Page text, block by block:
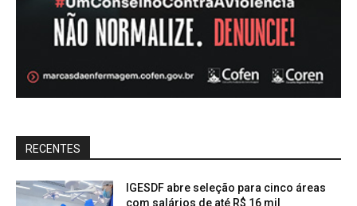
RECENTES
IGESDF abre seleção para cinco áreas
com salários de até R$ 16 mil